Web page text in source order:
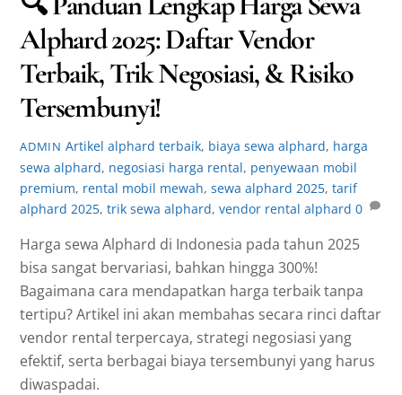
Alphard 2025: Daftar Vendor
Terbaik, Trik Negosiasi, & Risiko
Tersembunyi!
ADMIN Artikel alphard terbaik, biaya sewa alphard, harga
sewa alphard, negosiasi harga rental, penyewaan mobil
premium, rental mobil mewah,sewa alphard 2025,tarif
alphard 2025,trik sewa alphard,vendor rental alphard 0
Harga sewa Alphard di Indonesia pada tahun 2025
bisa sangat bervariasi, bahkan hingga 300%!
Bagaimana cara mendapatkan harga terbaik tanpa
tertipu? Artikel ini akan membahas secara rinci daftar
vendor rental terpercaya, strategi negosiasi yang
efektif, serta berbagai biaya tersembunyi yang harus
diwaspadai.